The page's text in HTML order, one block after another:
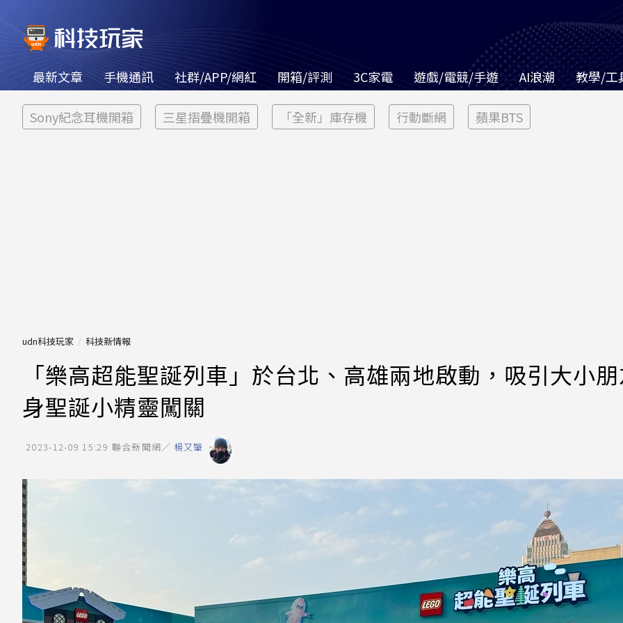
最新文章 手機通訊 社群/APP/網紅 開箱/評測 3C家電 遊戲/電競/手遊 AI浪潮 教學/工
Sony紀念耳機開箱 三星摺疊機開箱 「全新」庫存機 行動斷網 蘋果BTS
udn科技玩家 科技新情報
「樂高超能聖誕列車」於台北、高雄兩地啟動，吸引大小
身聖誕小精靈闖關
2023-12-09 15:29 聯合新聞網／ 楊又肇